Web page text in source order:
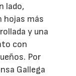
lado,
hojas más
y una
con
Por
Gallega